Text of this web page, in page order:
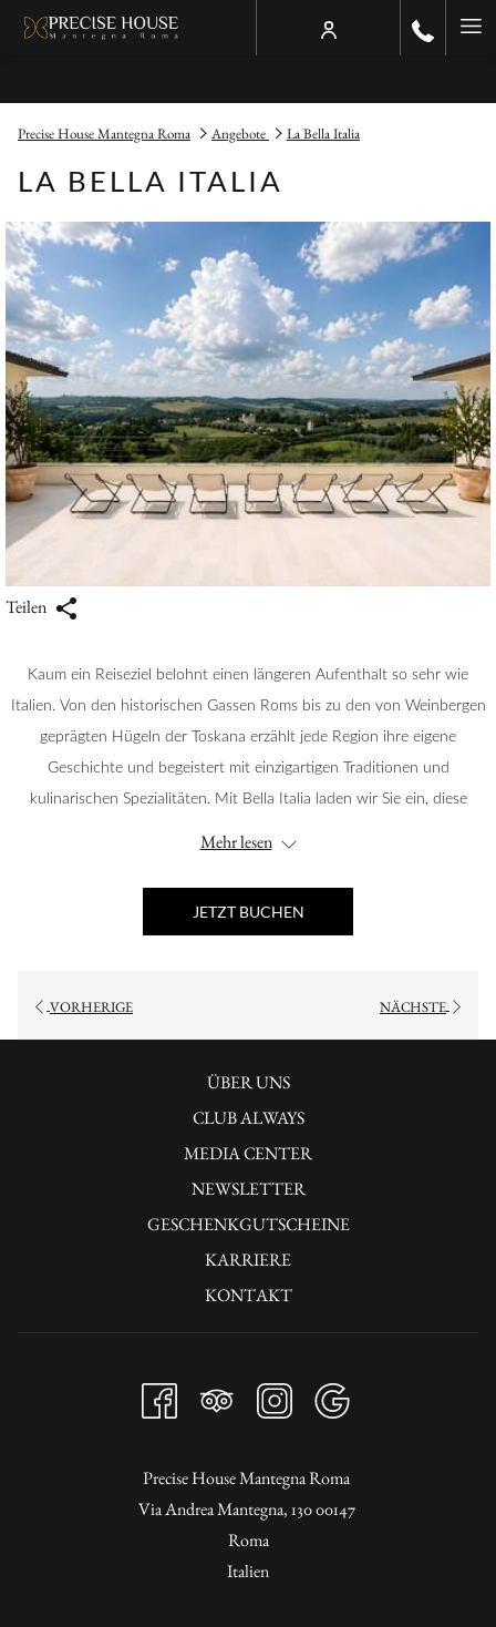
Precise House Mantegna Roma Angebote La Bella Italia
LA BELLA ITALIA
Teilen
Kaum ein Reiseziel belohnt einen längeren Aufenthalt so sehr wie
Italien. Von den historischen Gassen Roms bis zu den von Weinbergen
geprägten Hügeln der Toskana erzählt jede Region ihre eigene
Geschichte und begeistert mit einzigartigen Traditionen und
kulinarischen Spezialitäten. Mit Bella Italia laden wir Sie ein, diese
Landschaft und die kulinarische Vielfalt, die jede Region
Mehr lesen
JETZT BUCHEN
VORHERIGE NÄCHSTE
ÜBER UNSÖFFNET
SICH
FENSTER
CLUB ALWAYS
MEDIA CENTER
NEWSLETTER
SICH
GESCHENKGUTSCHEINE
KARRIERE
KONTAKT
Precise House Mantegna Roma
Via Andrea Mantegna, 130 00147
Roma
Italien